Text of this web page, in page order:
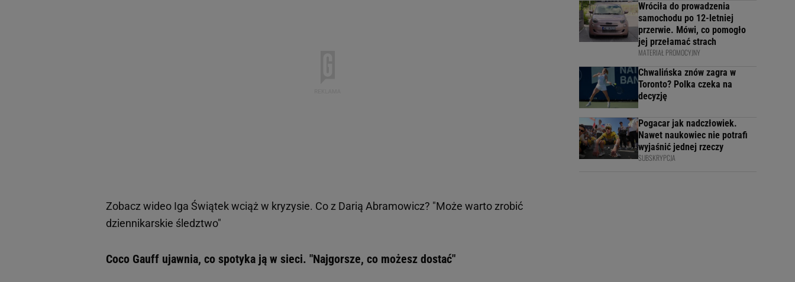
Zobacz wideo Iga Świątek wciąż w kryzysie. Co z Darią Abramowicz? "Może warto zrobić
dziennikarskie śledztwo"
Coco Gauff ujawnia, co spotyka ją w sieci. "Najgorsze, co możesz dostać"
Wróciła do prowadzenia
samochodu po 12-letniej
przerwie. Mówi, co pomogło
jej przełamać strach
MATERIAŁ PROMOCYJNY
Chwalińska znów zagra w
Toronto? Polka czeka na
decyzję
Pogacar jak nadczłowiek.
Nawet naukowiec nie potrafi
wyjaśnić jednej rzeczy
SUBSKRYPCJA